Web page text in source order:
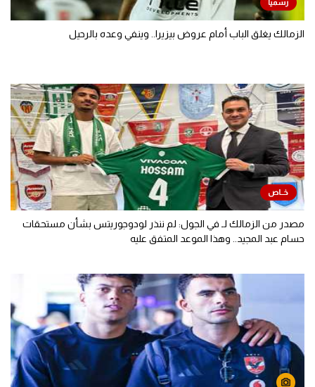
الزمالك يغلق الباب أمام عروض بيزيرا.. وينفي وعده بالرحيل
مصدر من الزمالك لـ في الجول: لم ننذر لودوجوريتس بشأن مستحقات
حسام عبد المجيد.. وهذا الموعد المتفق عليه